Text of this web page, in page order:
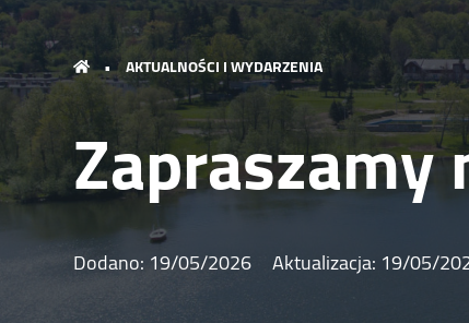
• AKTUALNOŚCI I WYDARZENIA
Zapraszamy
Dodano: 19/05/2026 Aktualizacja: 19/05/